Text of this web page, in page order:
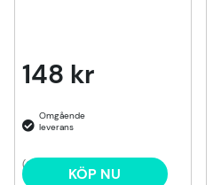
148 kr
(3) KÖP NU